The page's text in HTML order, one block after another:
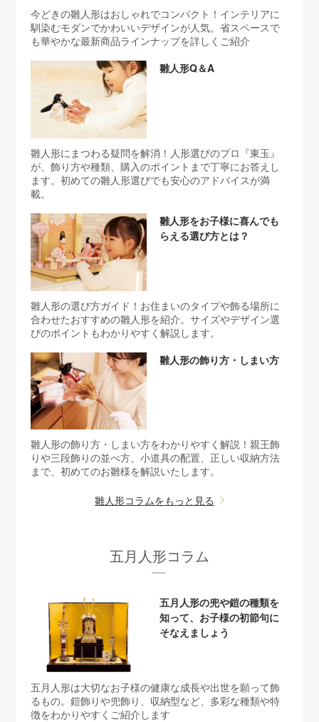
今どきの雛人形はおしゃれでコンパクト！インテリアに
馴染むモダンでかわいいデザインが人気。省スペースで
も華やかな最新商品ラインナップを詳しくご紹介
雛人形Q＆A
雛人形にまつわる疑問を解消！人形選びのプロ『東玉』
が、飾り方や種類、購入のポイントまで丁寧にお答えし
ます。初めての雛人形選びでも安心のアドバイスが満
載。
雛人形をお子様に喜んでも
らえる選び方とは？
雛人形の選び方ガイド！お住まいのタイプや飾る場所に
合わせたおすすめの雛人形を紹介。サイズやデザイン選
びのポイントもわかりやすく解説します。
雛人形の飾り方・しまい方
雛人形の飾り方・しまい方をわかりやすく解説！親王飾
りや三段飾りの並べ方、小道具の配置、正しい収納方法
まで、初めてのお雛様を解説いたします。
雛人形コラムをもっと見る
五月人形コラム
五月人形の兜や鎧の種類を
知って、お子様の初節句に
そなえましょう
五月人形は大切なお子様の健康な成長や出世を願って飾
るもの。鎧飾りや兜飾り、収納型など、多彩な種類や特
徴をわかりやすくご紹介します